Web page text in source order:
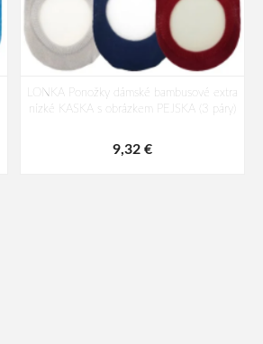
LONKA Ponožky dámské bambusové extra
nízké KASKA s obrázkem PEJSKA (3 páry)
9,32 €